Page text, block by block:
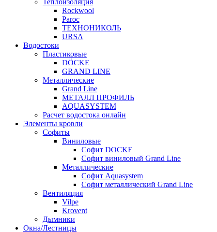
Теплоизоляция
Rockwool
Paroc
ТЕХНОНИКОЛЬ
URSA
Водостоки
Пластиковые
DÖCKE
GRAND LINE
Металлические
Grand Line
МЕТАЛЛ ПРОФИЛЬ
AQUASYSTEM
Расчет водостока онлайн
Элементы кровли
Софиты
Виниловые
Софит DOCKE
Софит виниловый Grand Line
Металлические
Софит Aquasystem
Софит металлический Grand Line
Вентиляция
Vilpe
Krovent
Дымники
Окна/Лестницы